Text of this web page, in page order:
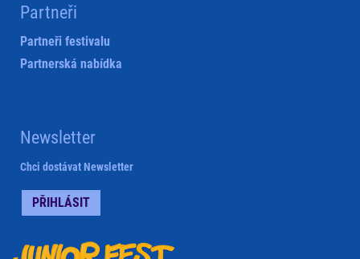
Partneři
Partneři festivalu
Partnerská nabídka
Newsletter
Chci dostávat Newsletter
PŘIHLÁSIT